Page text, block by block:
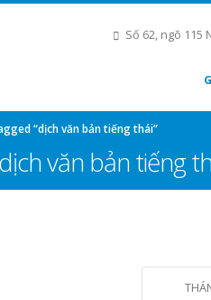
Số 62, ngõ 115
“dịch văn bản tiếng thái”
văn bản tiếng